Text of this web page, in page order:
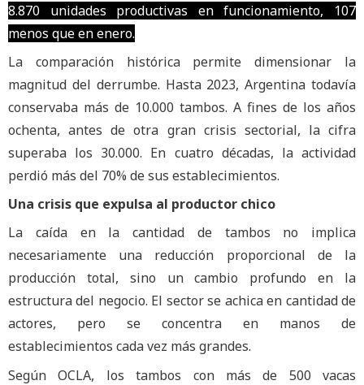
8.870 unidades productivas en funcionamiento, 107
menos que en enero.
La comparación histórica permite dimensionar la
magnitud del derrumbe. Hasta 2023, Argentina todavía
conservaba más de 10.000 tambos. A fines de los años
ochenta, antes de otra gran crisis sectorial, la cifra
superaba los 30.000. En cuatro décadas, la actividad
perdió más del 70% de sus establecimientos.
Una crisis que expulsa al productor chico
La caída en la cantidad de tambos no implica
necesariamente una reducción proporcional de la
producción total, sino un cambio profundo en la
estructura del negocio. El sector se achica en cantidad de
actores, pero se concentra en manos de
establecimientos cada vez más grandes.
Según OCLA, los tambos con más de 500 vacas